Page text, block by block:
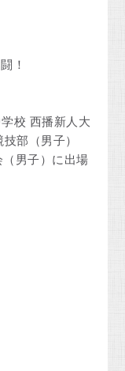
！
校 西播新人大
部（男子）
男子）に出場